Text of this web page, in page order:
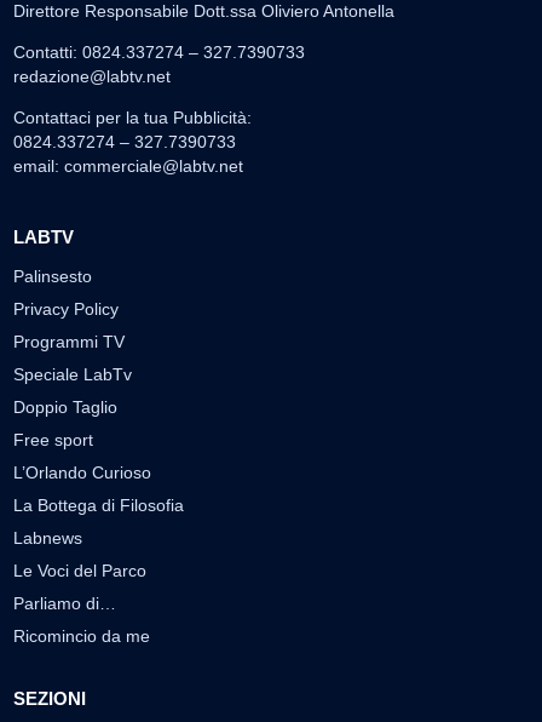
Direttore Responsabile Dott.ssa Oliviero Antonella
Contatti: 0824.337274 – 327.7390733
redazione@labtv.net
Contattaci per la tua Pubblicità:
0824.337274 – 327.7390733
email: commerciale@labtv.net
LABTV
Palinsesto
Privacy Policy
Programmi TV
Speciale LabTv
Doppio Taglio
Free sport
L’Orlando Curioso
La Bottega di Filosofia
Labnews
Le Voci del Parco
Parliamo di…
Ricomincio da me
SEZIONI